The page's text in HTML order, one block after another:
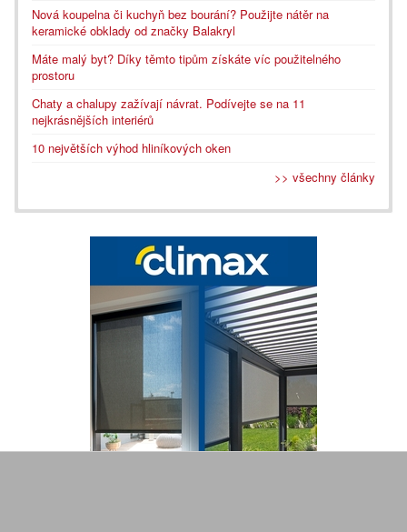
Nová koupelna či kuchyň bez bourání? Použijte nátěr na
keramické obklady od značky Balakryl
Máte malý byt? Díky těmto tipům získáte víc použitelného
prostoru
Chaty a chalupy zažívají návrat. Podívejte se na 11
nejkrásnějších interiérů
10 největších výhod hliníkových oken
>> všechny články